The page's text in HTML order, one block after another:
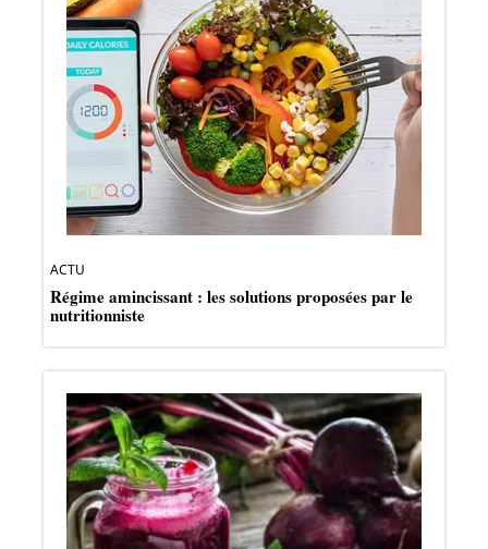
ACTU
Régime amincissant : les solutions proposées par le
nutritionniste